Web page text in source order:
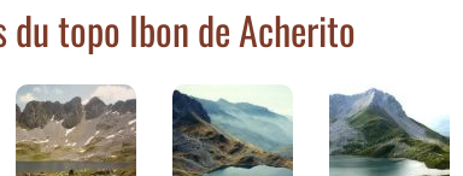
du topo Ibon de Acherito